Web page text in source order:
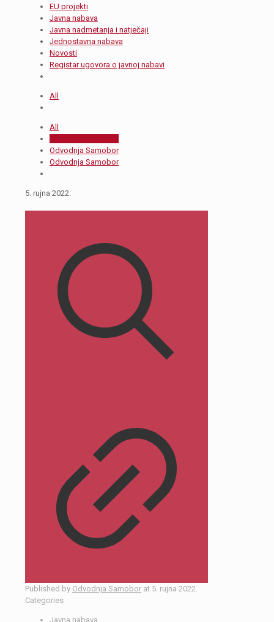
EU projekti
Javna nabava
Javna nadmetanja i natječaji
Jednostavna nabava
Novosti
Registar ugovora o javnoj nabavi
All
All
Odvodnja Samobor
Odvodnja Samobor
5. rujna 2022.
Published by Odvodnja Samobor at 5. rujna 2022.
Categories
Javna nabava